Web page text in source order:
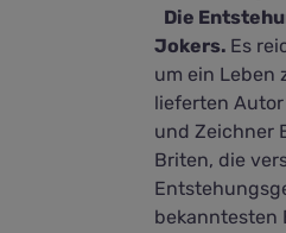
Die
Jokers. Es
um ein Leben
lieferten Autor
und Zeichner
Briten, die
bekanntesten